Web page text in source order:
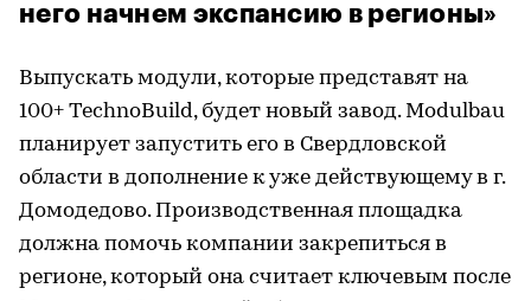
него начнем экспансию в регионы»
Выпускать модули, которые представят на
100+ TechnoBuild, будет новый завод. Modulbau
планирует запустить его в Свердловской
области в дополнение к уже действующему в г.
Домодедово. Производственная площадка
должна помочь компании закрепиться в
регионе, который она считает ключевым после